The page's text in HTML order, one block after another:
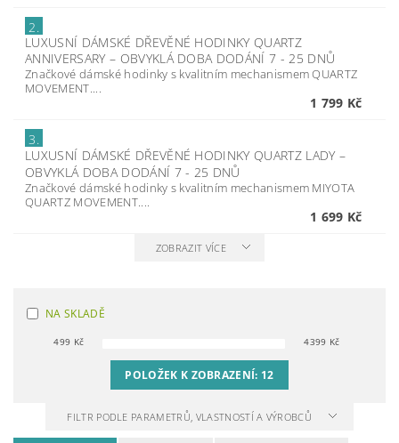
2.
LUXUSNÍ DÁMSKÉ DŘEVĚNÉ HODINKY QUARTZ
ANNIVERSARY – OBVYKLÁ DOBA DODÁNÍ 7 - 25 DNŮ
Značkové dámské hodinky s kvalitním mechanismem QUARTZ
MOVEMENT....
1 799 Kč
3.
LUXUSNÍ DÁMSKÉ DŘEVĚNÉ HODINKY QUARTZ LADY –
OBVYKLÁ DOBA DODÁNÍ 7 - 25 DNŮ
Značkové dámské hodinky s kvalitním mechanismem MIYOTA
QUARTZ MOVEMENT....
1 699 Kč
ZOBRAZIT VÍCE
NA SKLADĚ
499 Kč 4399 Kč
POLOŽEK K ZOBRAZENÍ: 12
FILTR PODLE PARAMETRŮ, VLASTNOSTÍ A VÝROBCŮ